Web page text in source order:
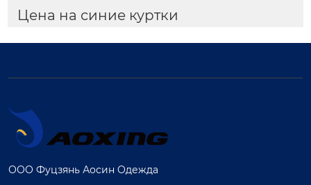
Цена на синие куртки
ООО Фуцзянь Аосин Одежда